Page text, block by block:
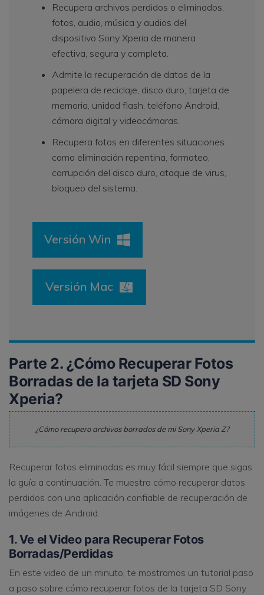
Recupera archivos perdidos o eliminados,
fotos, audio, música y audios del
dispositivo Sony Xperia de manera
efectiva, segura y completa.
Admite la recuperación de datos de la
papelera de reciclaje, disco duro, tarjeta de
memoria, unidad flash, teléfono Android,
cámara digital y videocámaras.
Recupera fotos en diferentes situaciones
como eliminación repentina, formateo,
corrupción del disco duro, ataque de virus,
bloqueo del sistema.
Versión Win
Versión Mac
Parte 2. ¿Cómo Recuperar Fotos
Borradas de la tarjeta SD Sony
Xperia?
¿Cómo recupero archivos borrados de mi Sony Xperia Z?
Recuperar fotos eliminadas es muy fácil siempre que sigas
la guía a continuación. Te muestra cómo recuperar datos
perdidos con una aplicación confiable de recuperación de
imágenes de Android.
1. Ve el Video para Recuperar Fotos
Borradas/Perdidas
En este video de un minuto, te mostramos un tutorial paso
a paso sobre cómo recuperar fotos de la tarjeta SD Sony